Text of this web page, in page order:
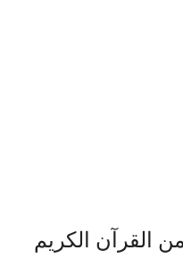
الكريم